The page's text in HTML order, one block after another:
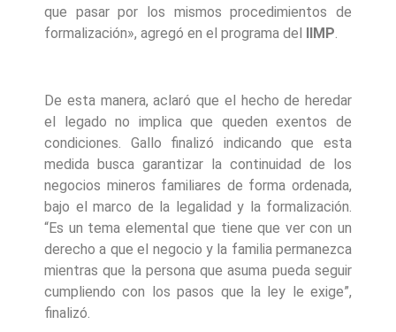
que pasar por los mismos procedimientos de
formalización», agregó en el programa del IIMP
De esta manera, aclaró que el hecho de heredar
el legado no implica que queden exentos de
condiciones. Gallo finalizó indicando que esta
medida busca garantizar la continuidad de los
negocios mineros familiares de forma ordenada,
bajo el marco de la legalidad y la formalización.
“Es un tema elemental que tiene que ver con un
derecho a que el negocio y la familia permanezca
mientras que la persona que asuma pueda seguir
cumpliendo con los pasos que la ley le exige”,
finalizó.